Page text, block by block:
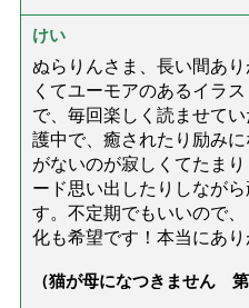
達』が届きました」）
けい
ぬらりんさま、長い間あ
くてユーモアのあるイラ
で、毎回楽しく読ませて
護中で、癒されたり励み
がないのが寂しくてたま
ード思い出したりしなが
す。不定期でもいいので
化も希望です！本当にあり
（猫が母になつきません